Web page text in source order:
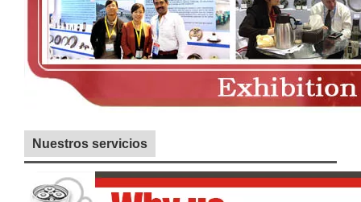
Nuestros servicios